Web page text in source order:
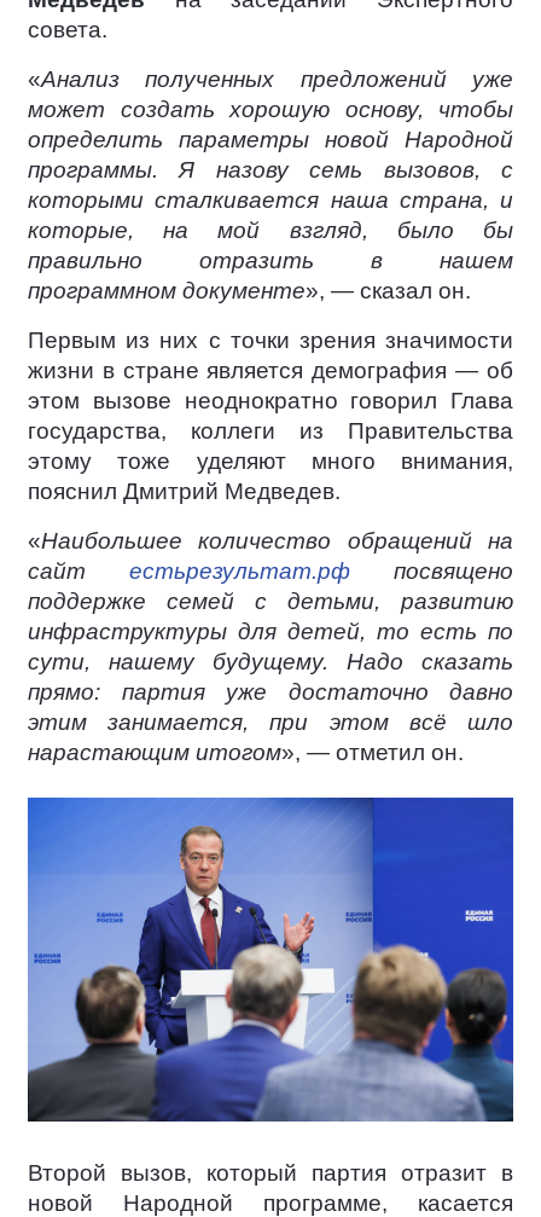
совета.
«Анализ полученных предложений уже
может создать хорошую основу, чтобы
определить параметры новой Народной
программы. Я назову семь вызовов, с
которыми сталкивается наша страна, и
которые, на мой взгляд, было бы
правильно отразить в нашем
программном документе», — сказал он.
Первым из них с точки зрения значимости
жизни в стране является демография — об
этом вызове неоднократно говорил Глава
государства, коллеги из Правительства
этому тоже уделяют много внимания,
пояснил Дмитрий Медведев.
«Наибольшее количество обращений на
сайт естьрезультат.рф посвящено
поддержке семей с детьми, развитию
инфраструктуры для детей, то есть по
сути, нашему будущему. Надо сказать
прямо: партия уже достаточно давно
этим занимается, при этом всё шло
нарастающим итогом», — отметил он.
Второй вызов, который партия отразит в
новой Народной программе, касается